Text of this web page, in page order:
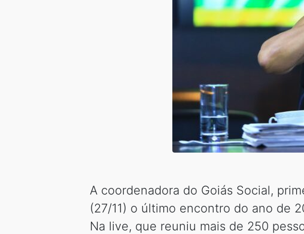
A coordenadora do Goiás Social,
(27/11) o último encontro do ano de
Na live, que reuniu mais de 250